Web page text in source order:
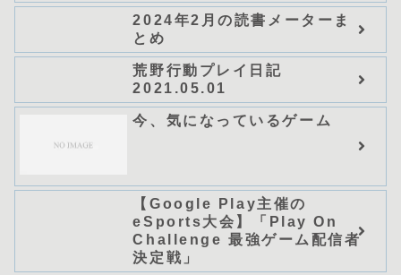
NOVELS)/可換環」シリーズ
全巻のあらすじ・感想
2024年2月の読書メーターま
とめ
荒野行動プレイ日記
2021.05.01
今、気になっているゲーム
【Google Play主催の
eSports大会】「Play On
Challenge 最強ゲーム配信者
決定戦」